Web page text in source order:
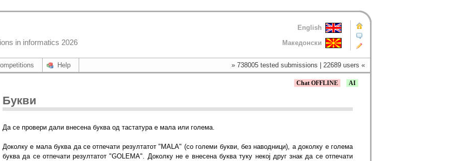
in informatics 2026
English
Македонски
Help » 738005 tested submissions | 22689 users «
AI
Chat OFFLINE
Букви
Да се провери дали внесена буква од тастатура е мала или голема.
Доколку е мала буква да се отпечати резултатот "MALA" (со големи букви, без наводници), а доколку е голема
буква да се отпечати резултатот "GOLEMA". Доколку не е внесена буква туку некој друг знак да се отпечати